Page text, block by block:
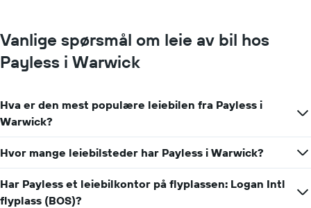
dag
Vanlige spørsmål om leie av bil hos
Payless i Warwick
Hva er den mest populære leiebilen fra Payless i
Warwick?
Hvor mange leiebilsteder har Payless i Warwick?
Har Payless et leiebilkontor på flyplassen: Logan Intl
flyplass (BOS)?